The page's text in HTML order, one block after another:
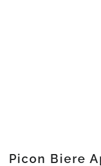
Picon Biere